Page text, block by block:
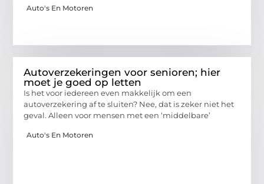
Auto's En Motoren
Autoverzekeringen voor senioren; hier
moet je goed op letten
Is het voor iedereen even makkelijk om een
autoverzekering af te sluiten? Nee, dat is zeker niet het
geval. Alleen voor mensen met een ‘middelbare’
Auto's En Motoren